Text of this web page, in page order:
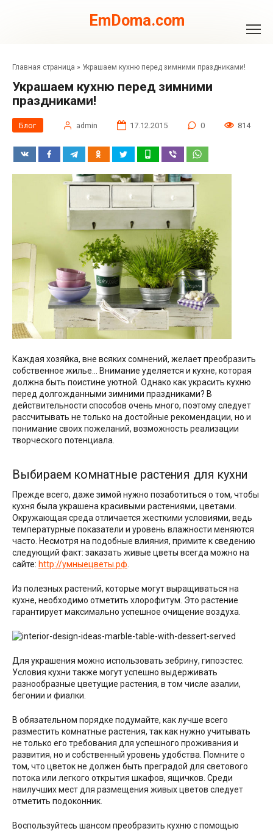
EmDoma.com
Главная страница » Украшаем кухню перед зимними праздниками!
Украшаем кухню перед зимними
праздниками!
Блог admin 17.12.2015 0 814
Каждая хозяйка, вне всяких сомнений, желает преобразить
собственное жилье… Внимание уделяется и кухне, которая
должна быть поистине уютной. Однако как украсить кухню
перед долгожданными зимними праздниками? В
действительности способов очень много, поэтому следует
рассчитывать не только на достойные рекомендации, но и
понимание своих пожеланий, возможность реализации
творческого потенциала.
Выбираем комнатные растения для кухни
Прежде всего, даже зимой нужно позаботиться о том, чтобы
кухня была украшена красивыми растениями, цветами.
Окружающая среда отличается жесткими условиями, ведь
температурные показатели и уровень влажности меняются
часто. Несмотря на подобные влияния, примите к сведению
следующий факт: заказать живые цветы всегда можно на
сайте: http://умныецветы.рф
Из полезных растений, которые могут выращиваться на
кухне, необходимо отметить хлорофитум. Это растение
гарантирует максимально успешное очищение воздуха.
Для украшения можно использовать зебрину, гипоэстес.
Условия кухни также могут успешно выдерживать
разнообразные цветущие растения, в том числе азалии,
бегонии и фиалки.
В обязательном порядке подумайте, как лучше всего
разместить комнатные растения, так как нужно учитывать
не только его требования для успешного проживания и
развития, но и собственный уровень удобства. Помните о
том, что цветок не должен быть преградой для светового
потока или легкого открытия шкафов, ящичков. Среди
наилучших мест для размещения живых цветов следует
отметить подоконник.
Воспользуйтесь шансом преобразить кухню с помощью